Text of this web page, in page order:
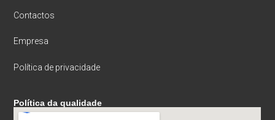
Contactos
Empresa
Política de privacidade
Política da qualidade